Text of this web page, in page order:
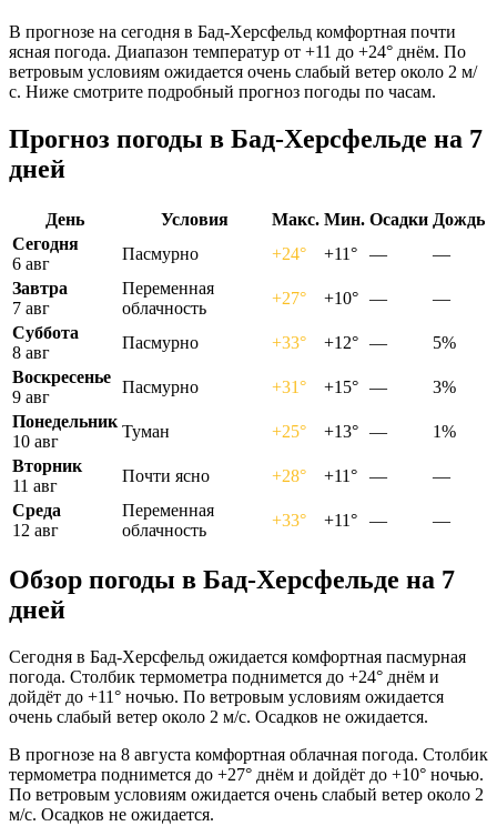
В прогнозе на сегодня в Бад-Херсфельд комфортная почти
ясная погода. Диапазон температур от +11 до +24° днём. По
ветровым условиям ожидается очень слабый ветер около 2 м/
с. Ниже смотрите подробный прогноз погоды по часам.
Прогноз погоды в Бад-Херсфельде на 7
дней
День Условия Макс. Мин. Осадки Дождь
Сегодня
6 авг
Пасмурно +24° +11° —
—
Завтра
7 авг
Переменная
облачность
+27° +10° —
—
Суббота
8 авг
Пасмурно +33° +12° —
5%
Воскресенье
9 авг
Пасмурно +31° +15° —
3%
Понедельник
10 авг
Туман +25° +13° —
1%
Вторник
11 авг
Почти ясно +28° +11° —
—
Среда
12 авг
Переменная
облачность
+33° +11° — —
Обзор погоды в Бад-Херсфельде на 7
дней
Сегодня в Бад-Херсфельд ожидается комфортная пасмурная
погода. Столбик термометра поднимется до +24° днём и
дойдёт до +11° ночью. По ветровым условиям ожидается
очень слабый ветер около 2 м/с. Осадков не ожидается.
В прогнозе на 8 августа комфортная облачная погода. Столбик
термометра поднимется до +27° днём и дойдёт до +10° ночью.
По ветровым условиям ожидается очень слабый ветер около 2
м/с. Осадков не ожидается.